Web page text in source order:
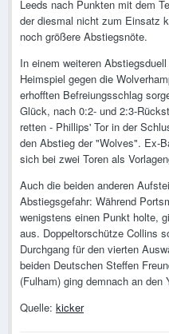
Leeds nach Punkten mit dem
der diesmal nicht zum Einsatz
noch größere Abstiegsnöte.
In einem weiteren
Heimspiel gegen die
erhofften Befreiungsschlag
Glück, nach 0:2- und 2:3-
retten - Phillips' Tor in der
den Abstieg der "Wolves". Ex-
sich bei zwei Toren als
Auch die beiden anderen
Abstiegsgefahr: Während
wenigstens einen Punkt holte,
aus. Doppeltorschütze Collins
Durchgang für den vierten
beiden Deutschen Steffen
(Fulham) ging demnach an den
Quelle: kicker